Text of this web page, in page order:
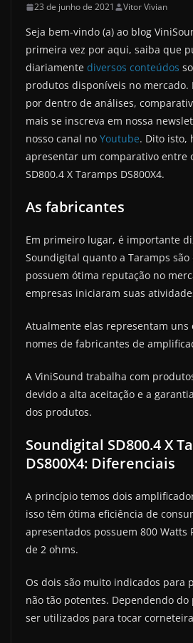
23 de junho de 2021 Vitor Vivian
Seja bem-vindo (a) ao blog
primeira vez por aqui, saiba que
diariamente diversos conteúdos
produtos disponíveis no mercado.
por dentro de análises,
mais se inscreva em nossa
nosso canal no Youtube. Dito isto,
apresentar um comparativo entre
SD800.4 X Taramps DS800X4.
As fabricantes
Em primeiro lugar, é importante
Soundigital quanto a Taramps
possuem ótima reputação no
empresas iniciaram suas
Atualmente elas representam uns
nomes de fabricantes de
A ViniSound trabalha com
devido a alta aceitação e a
dos produtos.
Soundigital SD800.4 X
DS800X4: Diferenciais
A princípio temos dois
isso têm ótima eficiência de
apresentados possuem 800 Watts
de 2 ohms.
Os dois são muito indicados para
não tão potentes. Dependendo
ser utilizados para tocar